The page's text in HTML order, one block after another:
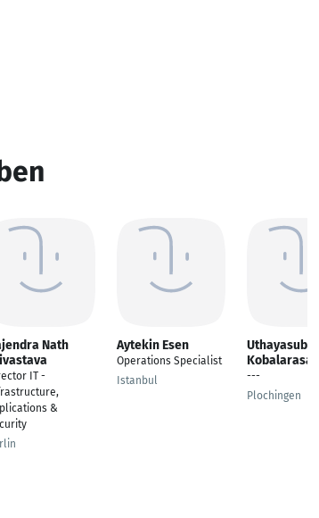
Nath
IT -
&
Aytekin Esen
Operations Specialist
Istanbul
Kobalarasa
---
Plochingen